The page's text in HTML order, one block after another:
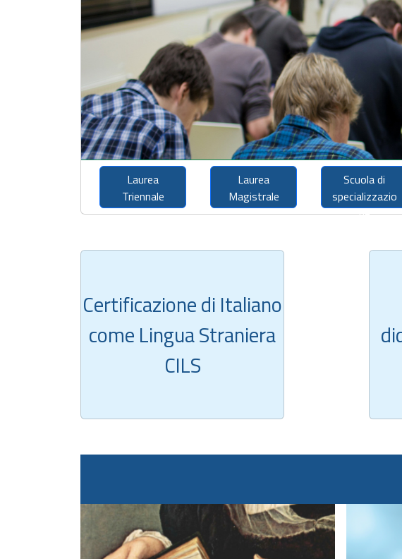
Laurea
Triennale
Laurea
Magistrale
Scuola di
specializzazio
ne
Certificazione di Italiano
come Lingua Straniera
CILS